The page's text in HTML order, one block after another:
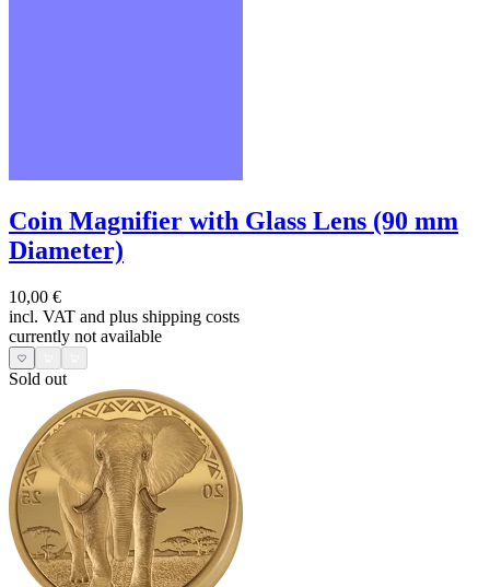
Coin Magnifier with Glass Lens (90 mm
Diameter)
10,00 €
incl. VAT and plus shipping costs
currently not available
Sold out